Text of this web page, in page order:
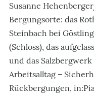
Susanne
Bergungsorte: das
Steinbach bei
(Schloss), das
und das
Arbeitsalltag –
Rückbergungen, in: